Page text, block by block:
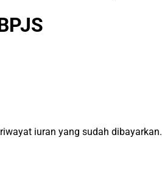
iuran yang sudah dibayarkan.